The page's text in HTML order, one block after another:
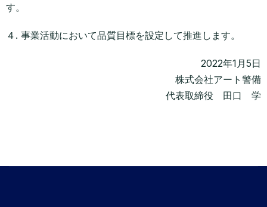
す。
４. 事業活動において品質目標を設定して推進します。
2022年1月5日
株式会社アート警備
代表取締役 田口 学